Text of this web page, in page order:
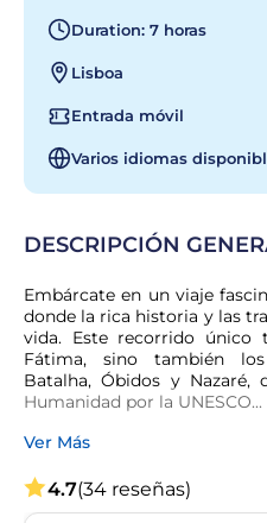
Duration: 7 horas
Lisboa
Entrada móvil
Varios idiomas
DESCRIPCIÓN
Embárcate en un viaje
donde la rica historia y las
vida. Este recorrido
Fátima, sino también
Batalha, Óbidos y Nazaré,
Humanidad por la UNESCO...
Ver Más
4.7(34 reseñas)